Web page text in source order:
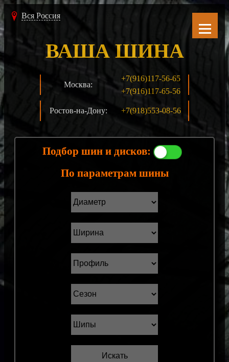
Вся Россия
Москва:
+7(916)117-56-65
+7(916)117-65-56
Ростов-на-Дону: +7(918)553-08-56
ВАША ШИНА
Подбор шин и дисков:
По параметрам шины